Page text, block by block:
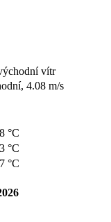
vítr
4.08 m/s
°C
°C
°C